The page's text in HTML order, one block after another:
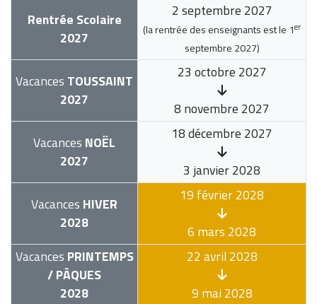
Rentrée Scolaire
2027
2 septembre 2027
(la rentrée des enseignants est le 1er
septembre 2027)
Vacances TOUSSAINT
2027
23 octobre 2027
8 novembre 2027
Vacances NOËL
2027
18 décembre 2027
3 janvier 2028
Vacances HIVER
2028
19 février 2028
6 mars 2028
Vacances PRINTEMPS
/ PÂQUES
2028
22 avril 2028
9 mai 2028